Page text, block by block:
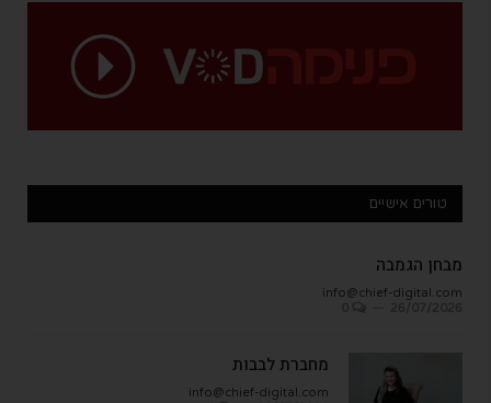
טורים אישיים
מבחן הגמבה
info@chief-digital.com
מחברת לבבות
info@chief-digital.com